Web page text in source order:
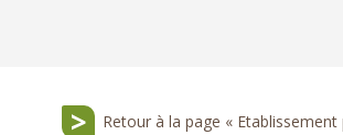
Retour à la page «